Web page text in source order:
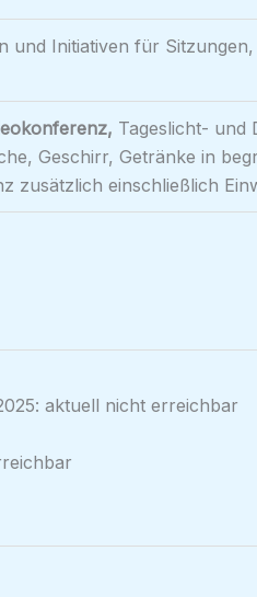
Initiativen für
Tageslicht- und
Geschirr, Getränke in
zusätzlich einschließlich
aktuell nicht erreichbar